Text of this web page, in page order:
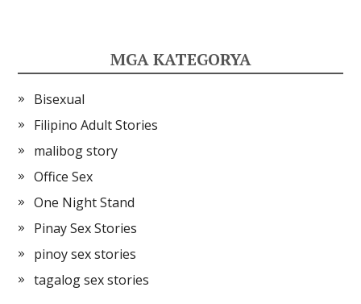
MGA KATEGORYA
Bisexual
Filipino Adult Stories
malibog story
Office Sex
One Night Stand
Pinay Sex Stories
pinoy sex stories
tagalog sex stories